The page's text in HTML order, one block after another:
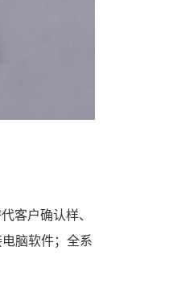
客户确认样、
脑软件；全系